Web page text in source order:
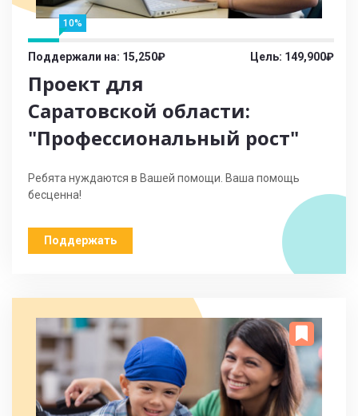
10%
Поддержали на: 15,250₽ Цель: 149,900₽
Проект для
Саратовской области:
"Профессиональный рост"
Ребята нуждаются в Вашей помощи. Ваша помощь
бесценна!
Поддержать